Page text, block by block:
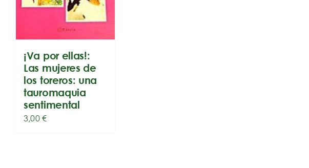
¡Va por ellas!:
Las mujeres de
los toreros: una
tauromaquia
sentimental
3,00€